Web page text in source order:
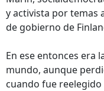
y activista por temas
de gobierno de
En ese entonces era
mundo, aunque
cuando fue reelegido